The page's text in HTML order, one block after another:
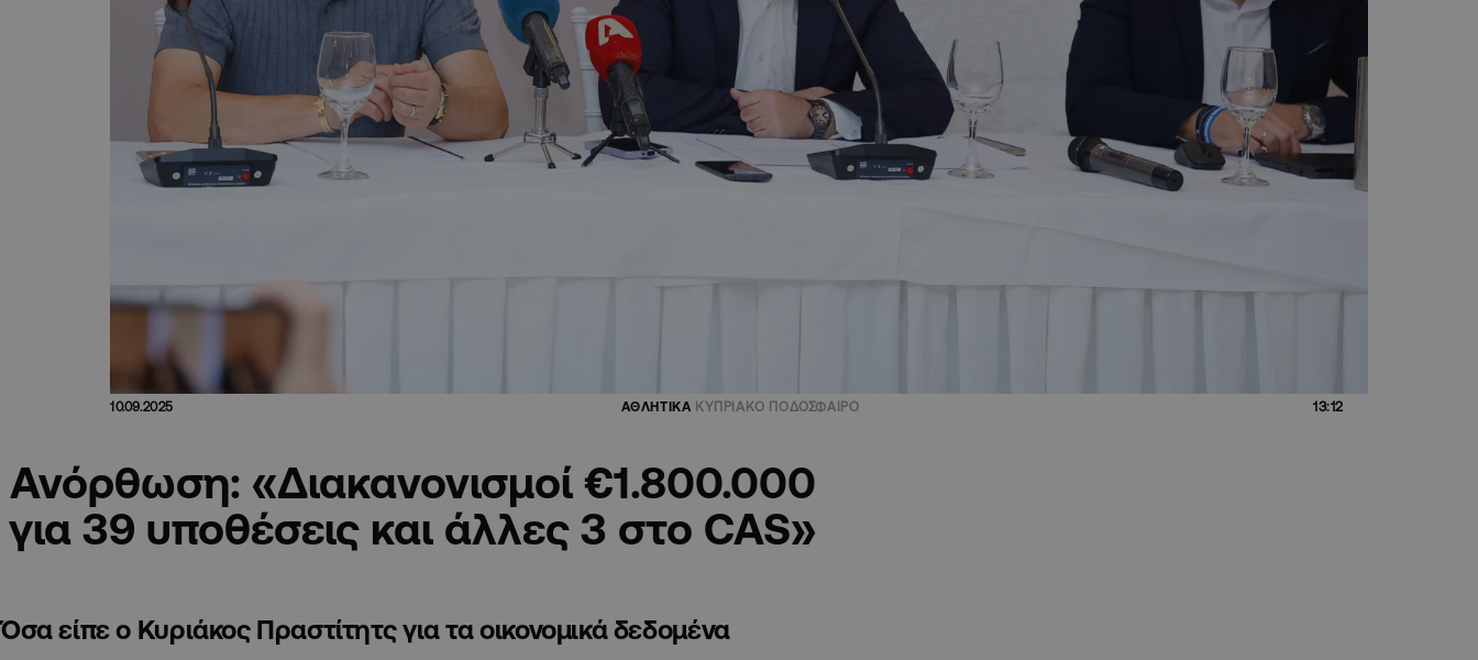
10.09.2025 ΑΘΛΗΤΙΚΑ ΚΥΠΡΙΑΚΟ ΠΟΔΟΣΦΑΙΡΟ 13:12
Ανόρθωση: «Διακανονισμοί €1.800.000
για 39 υποθέσεις και άλλες 3 στο CAS»
Όσα είπε ο Κυριάκος Πραστίτητς για τα οικονομικά δεδομένα